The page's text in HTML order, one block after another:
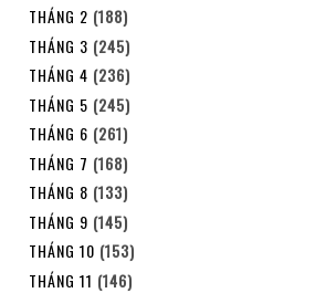
THÁNG 2 (188)
THÁNG 3 (245)
THÁNG 4 (236)
THÁNG 5 (245)
THÁNG 6 (261)
THÁNG 7 (168)
THÁNG 8 (133)
THÁNG 9 (145)
THÁNG 10 (153)
THÁNG 11 (146)